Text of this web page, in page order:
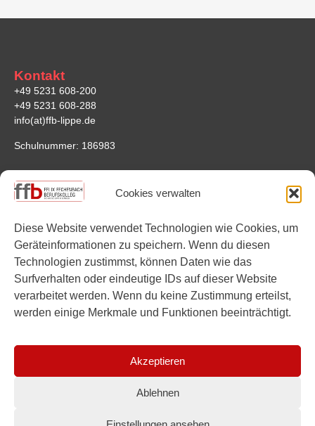
Cookies verwalten
Diese Website verwendet Technologien wie Cookies, um
Geräteinformationen zu speichern. Wenn du diesen
Technologien zustimmst, können Daten wie das
Surfverhalten oder eindeutige IDs auf dieser Website
verarbeitet werden. Wenn du keine Zustimmung erteilst,
werden einige Merkmale und Funktionen beeinträchtigt.
Akzeptieren
Ablehnen
Kontakt
+49 5231 608-200
+49 5231 608-288
info(at)ffb-lippe.de
Schulnummer: 186983
Anfahrt
Felix-Fechenbach-Berufskolleg
32756 Detmold
Google Maps
Links